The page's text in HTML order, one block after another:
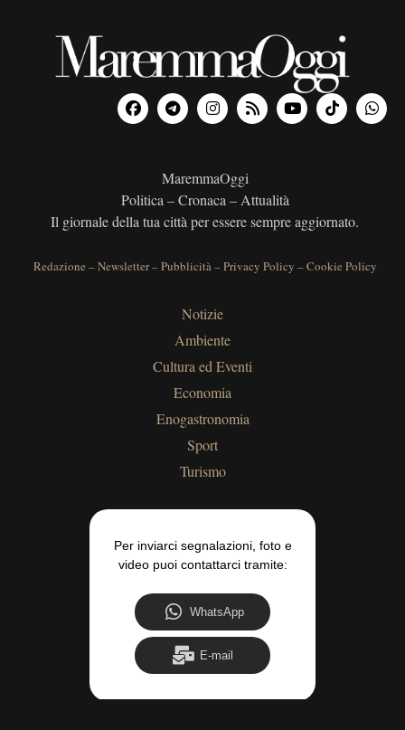
MaremmaOggi
Politica – Cronaca – Attualità
Il giornale della tua città per essere sempre aggiornato.
Redazione –Newsletter–Pubblicità–Privacy Policy –Cookie Policy
Notizie
Ambiente
Cultura ed Eventi
Economia
Enogastronomia
Sport
Turismo
Per inviarci segnalazioni, foto e
video puoi contattarci tramite:
WhatsApp
E-mail